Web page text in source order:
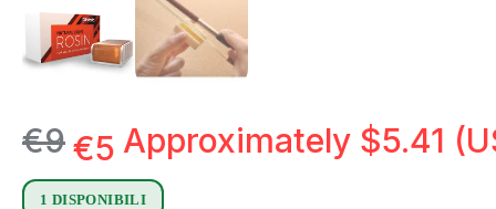
€9€5 Approximately $5.41
1 DISPONIBILI